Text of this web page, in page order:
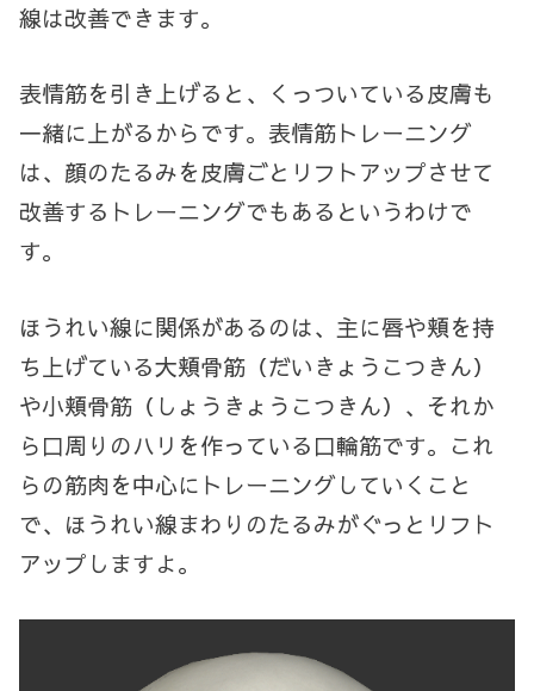
線は改善できます。
表情筋を引き上げると、くっついている皮膚も
一緒に上がるからです。表情筋トレーニング
は、顔のたるみを皮膚ごとリフトアップさせて
改善するトレーニングでもあるというわけで
す。
ほうれい線に関係があるのは、主に唇や頬を持
ち上げている大頬骨筋（だいきょうこつきん）
や小頬骨筋（しょうきょうこつきん）、それか
ら口周りのハリを作っている口輪筋です。これ
らの筋肉を中心にトレーニングしていくこと
で、ほうれい線まわりのたるみがぐっとリフト
アップしますよ。